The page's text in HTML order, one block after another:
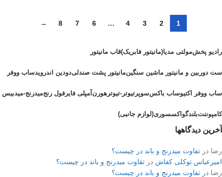
رادیو پخشمولتی مدیا(مانیتور فابریک)قاب مانیتور
ست دوربین و مانیتور ماشین سنگینمانیتور پشت صندلیدودین اندرویدساب ووفر
ساب ووفر اکتیوساب باکسسوپرتیوتر-تیوتر هورن آمپلی فایر فول رنجمیدرنج-میدبیس
کامپوننتبلندگو اکسسوری(لوازم جانبی)
آخرین دیدگاهها
رضا در تفاوت میدرنج و باند در چیست؟
امیرعباس توکلی کفاش در تفاوت میدرنج و باند در چیست؟
رضا در تفاوت میدرنج و باند در چیست؟
1
2
3
4
…
6
7
8
→